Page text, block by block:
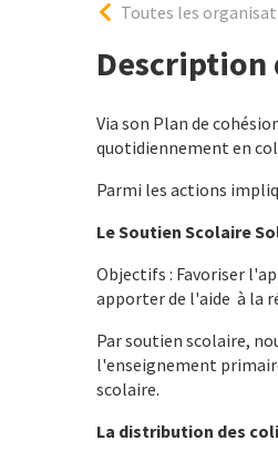
Toutes les
Via son Plan de
quotidiennement en
Parmi les actions
Le Soutien Scolaire
Objectifs : Favoriser
apporter de l'aide à la
Par soutien scolaire,
l'enseignement
scolaire.
La distribution des